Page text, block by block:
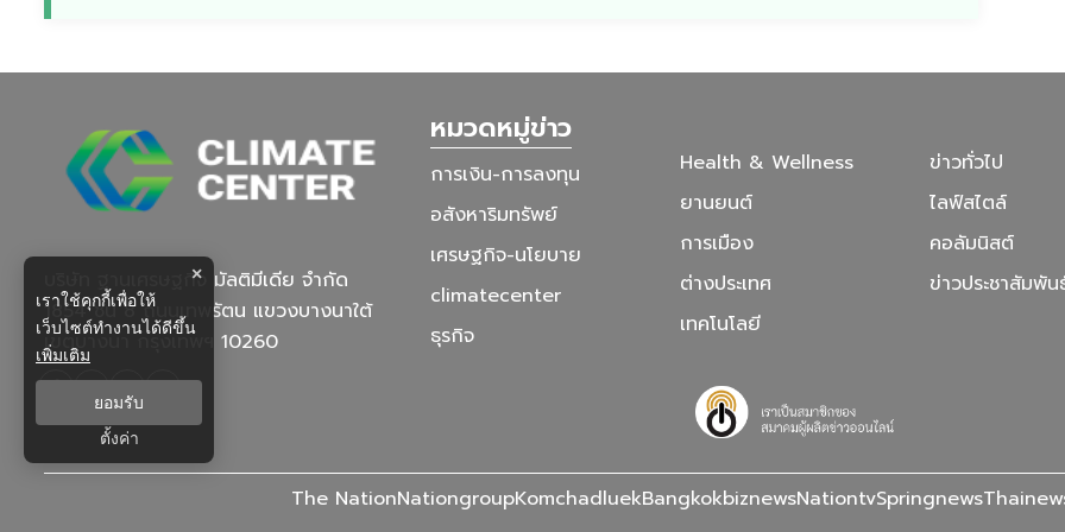
บริษัท ฐานเศรษฐกิจ มัลติมีเดีย จํากัด
1854 ชั้น 8 ถนนเทพรัตน แขวงบางนาใต้
เขตบางนา กรุงเทพฯ 10260
หมวดหมู่ข่าว
การเงิน-การลงทุน
อสังหาริมทรัพย์
เศรษฐกิจ-นโยบาย
climatecenter
ธุรกิจ
Health & Wellness
ยานยนต์
การเมือง
ต่างประเทศ
เทคโนโลยี
ข่าวทั่วไป
ไลฟ์สไตล์
คอลัมนิสต์
ข่าวประชาสัมพัน
The NationNationgroupKomchadluekBangkokbiznewsNationtvSpringnews
×
เราใช้คุกกี้เพื่อให้
เว็บไซต์ทำงานได้ดีขึ้น
เพิ่มเติม
ยอมรับ
ตั้งค่า